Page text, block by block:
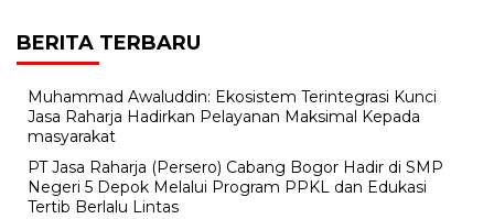
BERITA TERBARU
Muhammad Awaluddin: Ekosistem Terintegrasi Kunci
Jasa Raharja Hadirkan Pelayanan Maksimal Kepada
masyarakat
PT Jasa Raharja (Persero) Cabang Bogor Hadir di SMP
Negeri 5 Depok Melalui Program PPKL dan Edukasi
Tertib Berlalu Lintas